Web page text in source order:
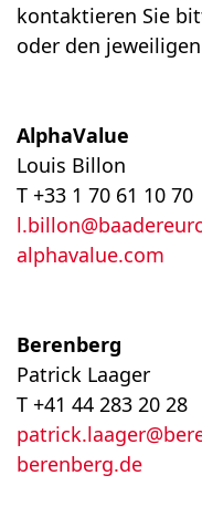
kontaktieren Sie
oder den
AlphaValue
Louis Billon
T +33 1 70 61 10 70
alphavalue.com
Berenberg
Patrick Laager
T +41 44 283 20 28
berenberg.de